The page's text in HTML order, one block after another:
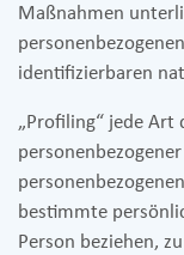
Maßnahmen
identifizierbaren
„Profiling“ jede
bestimmte
Person beziehen,